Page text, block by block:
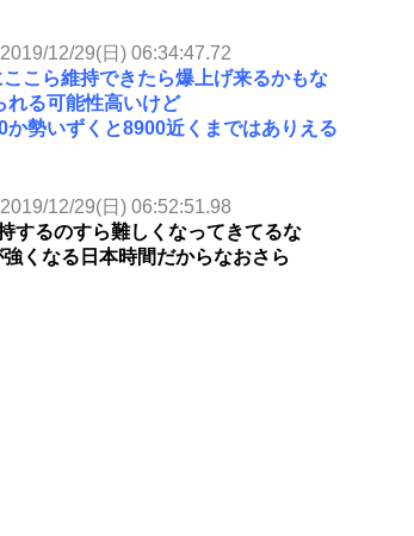
2019/12/29(日) 06:34:47.72
ここら維持できたら爆上げ来るかもな
れる可能性高いけど
か勢いずくと8900近くまではありえる
2019/12/29(日) 06:52:51.98
するのすら難しくなってきてるな
くなる日本時間だからなおさら